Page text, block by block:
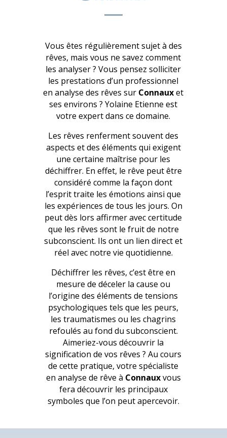
Vous êtes régulièrement sujet à des
rêves, mais vous ne savez comment
les analyser ? Vous pensez solliciter
les prestations d’un professionnel
en analyse des rêves sur Connauxet
ses environs ? Yolaine Etienne est
votre expert dans ce domaine.
Les rêves renferment souvent des
aspects et des éléments qui exigent
une certaine maîtrise pour les
déchiffrer. En effet, le rêve peut être
considéré comme la façon dont
l’esprit traite les émotions ainsi que
les expériences de tous les jours. On
peut dès lors affirmer avec certitude
que les rêves sont le fruit de notre
subconscient. Ils ont un lien direct et
réel avec notre vie quotidienne.
Déchiffrer les rêves, c’est être en
mesure de déceler la cause ou
l’origine des éléments de tensions
psychologiques tels que les peurs,
les traumatismes ou les chagrins
refoulés au fond du subconscient.
Aimeriez-vous découvrir la
signification de vos rêves ? Au cours
de cette pratique, votre spécialiste
en analyse de rêve à Connauxvous
fera découvrir les principaux
symboles que l’on peut apercevoir.